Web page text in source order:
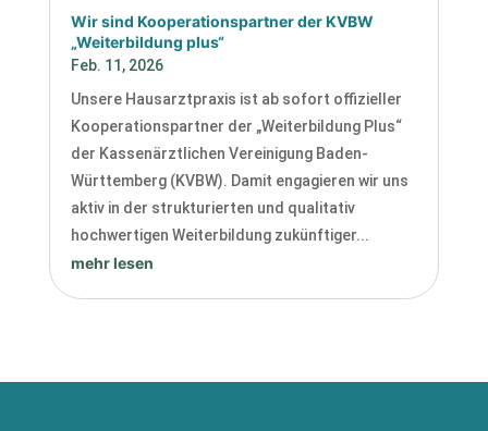
Wir sind Kooperationspartner der KVBW
„Weiterbildung plus“
Feb. 11, 2026
Unsere Hausarztpraxis ist ab sofort offizieller
Kooperationspartner der „Weiterbildung Plus“
der Kassenärztlichen Vereinigung Baden-
Württemberg (KVBW). Damit engagieren wir uns
aktiv in der strukturierten und qualitativ
hochwertigen Weiterbildung zukünftiger...
mehr lesen